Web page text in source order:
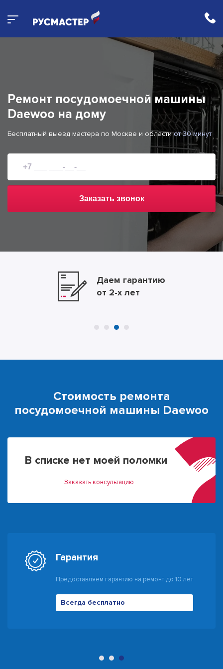
Ремонт посудомоечной машины
Daewoo на дому
Бесплатный выезд мастера по Москве и областиот 30 минут
Заказать звонок
Даем гарантию
от 2-х лет
Стоимость ремонта
посудомоечной машины Daewoo
В списке нет моей поломки
Заказать консультацию
500 руб
Гарантия
Предоставляем гарантию на ремонт до 10 лет
Всегда бесплатно